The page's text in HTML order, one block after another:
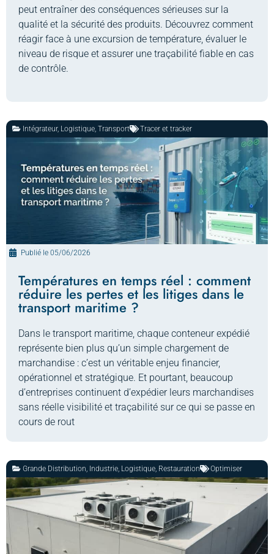
peut entraîner des conséquences sérieuses sur la
qualité et la sécurité des produits. Découvrez comment
réagir face à une excursion de température, évaluer le
niveau de risque et assurer une traçabilité fiable en cas
de contrôle.
Intégrateur, Logistique, Transport Tracer et tracker
Publié le 05/06/2026
Températures en temps réel : comment
réduire les pertes et les litiges dans le
transport maritime ?
Dans le transport maritime, chaque conteneur expédié
représente bien plus qu’un simple chargement de
marchandise : c’est un véritable enjeu financier,
opérationnel et stratégique. Et pourtant, beaucoup
d’entreprises continuent d’expédier leurs marchandises
sans réelle visibilité et traçabilité sur ce qui se passe en
cours de rout
Grande Distribution, Industrie, Logistique, Restauration Optimiser